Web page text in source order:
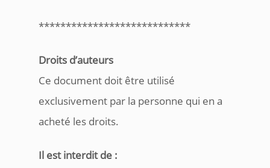
****************************
Droits d’auteurs
Ce document doit être utilisé
exclusivement par la personne qui en a
acheté les droits.
Il est interdit de :